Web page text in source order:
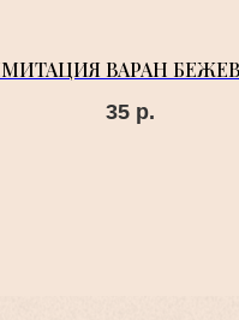
ВАРАН
35 р.